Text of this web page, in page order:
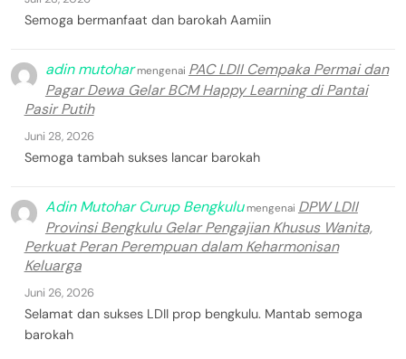
Semoga bermanfaat dan barokah Aamiin
adin mutoharmengenai PAC LDII Cempaka Permai dan
Pagar Dewa Gelar BCM Happy Learning di Pantai
Pasir Putih
Juni 28, 2026
Semoga tambah sukses lancar barokah
Adin Mutohar Curup Bengkulumengenai DPW LDII
Provinsi Bengkulu Gelar Pengajian Khusus Wanita,
Perkuat Peran Perempuan dalam Keharmonisan
Keluarga
Juni 26, 2026
Selamat dan sukses LDII prop bengkulu. Mantab semoga
barokah